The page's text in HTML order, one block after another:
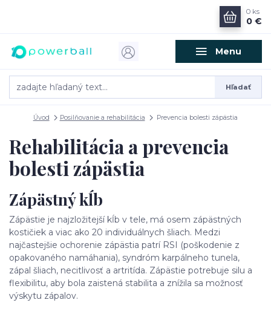
Menu
Hľadať
0 ks
0 €
Úvod Posilňovanie a rehabilitácia Prevencia bolesti zápästia
Rehabilitácia a prevencia
bolesti zápästia
Zápästný kĺb
Zápästie je najzložitejší kĺb v tele, má osem zápästných
kostičiek a viac ako 20 individuálnych šliach. Medzi
najčastejšie ochorenie zápästia patrí RSI (poškodenie z
opakovaného namáhania), syndróm karpálneho tunela,
zápal šliach, necitlivosť a artritída. Zápästie potrebuje silu a
flexibilitu, aby bola zaistená stabilita a znížila sa možnosť
výskytu zápalov.